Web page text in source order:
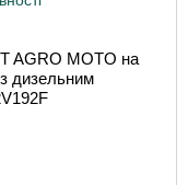
AGRO MOTO на
дизельним